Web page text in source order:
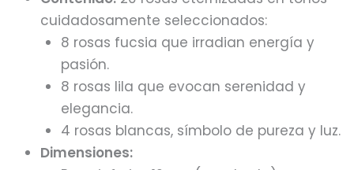
cuidadosamente seleccionados:
8 rosas fucsia que irradian energía y
pasión.
8 rosas lila que evocan serenidad y
elegancia.
4 rosas blancas, símbolo de pureza y luz.
Dimensiones: